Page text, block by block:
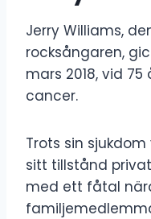
Jerry Williams,
rocksångaren,
mars 2018, vid
cancer.
Trots sin
sitt tillstånd
med ett fåtal